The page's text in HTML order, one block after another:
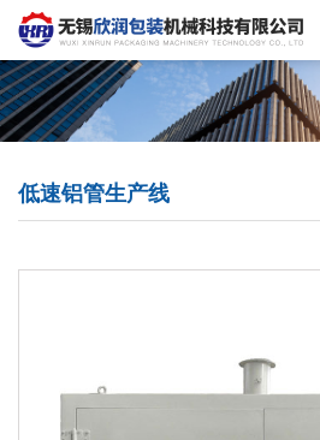
低速铝管生产线